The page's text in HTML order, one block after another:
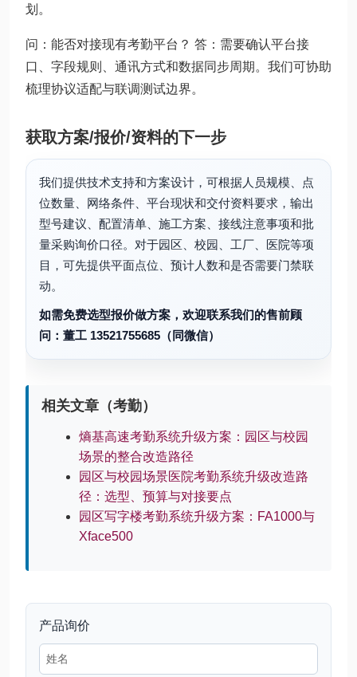
划。
问：能否对接现有考勤平台？ 答：需要确认平台接
口、字段规则、通讯方式和数据同步周期。我们可协助
梳理协议适配与联调测试边界。
获取方案/报价/资料的下一步
我们提供技术支持和方案设计，可根据人员规模、点
位数量、网络条件、平台现状和交付资料要求，输出
型号建议、配置清单、施工方案、接线注意事项和批
量采购询价口径。对于园区、校园、工厂、医院等项
目，可先提供平面点位、预计人数和是否需要门禁联
动。
如需免费选型报价做方案，欢迎联系我们的售前顾
问：董工 13521755685（同微信）
相关文章（考勤）
熵基高速考勤系统升级方案：园区与校园
场景的整合改造路径
园区与校园场景医院考勤系统升级改造路
径：选型、预算与对接要点
园区写字楼考勤系统升级方案：FA1000与
Xface500
产品询价